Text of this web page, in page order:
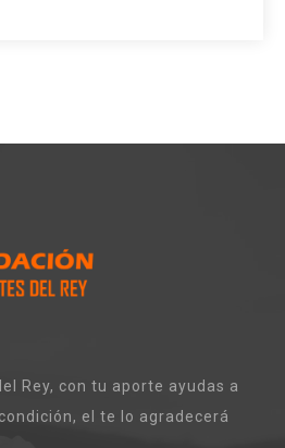
Rey, con tu aporte ayudas a
el te lo agradecerá